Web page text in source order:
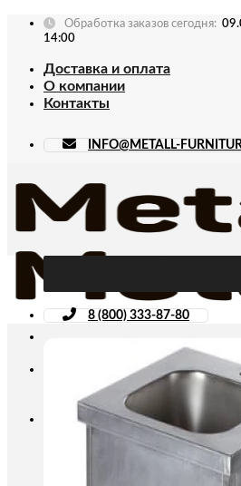
Skip
Обработка заказов сегодня:
14:00
Доставка и оплата
О компании
Контакты
INFO@METALL-
8 (800) 333-87-80